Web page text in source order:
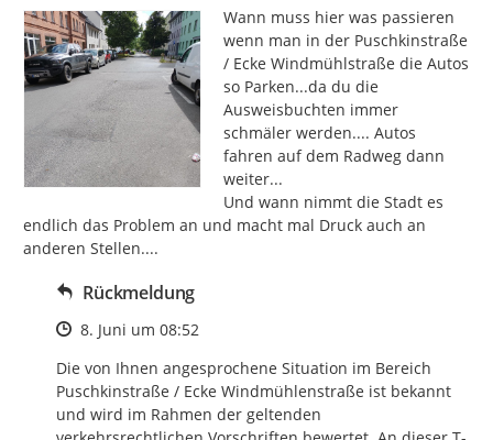
Wann muss hier was passieren
wenn man in der Puschkinstraße
/ Ecke Windmühlstraße die Autos
so Parken...da du die
Ausweisbuchten immer
schmäler werden.... Autos
fahren auf dem Radweg dann
weiter...
Und wann nimmt die Stadt es
endlich das Problem an und macht mal Druck auch an
anderen Stellen....
Rückmeldung
Zeitpunkt des Erstellens
8. Juni um 08:52
Die von Ihnen angesprochene Situation im Bereich
Puschkinstraße / Ecke Windmühlenstraße ist bekannt
und wird im Rahmen der geltenden